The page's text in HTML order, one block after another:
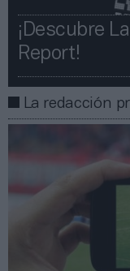
¡Descubre
Report!​​
La redacción